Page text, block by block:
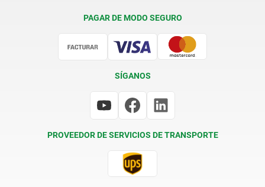
PAGAR DE MODO SEGURO
SÍGANOS
PROVEEDOR DE SERVICIOS DE TRANSPORTE